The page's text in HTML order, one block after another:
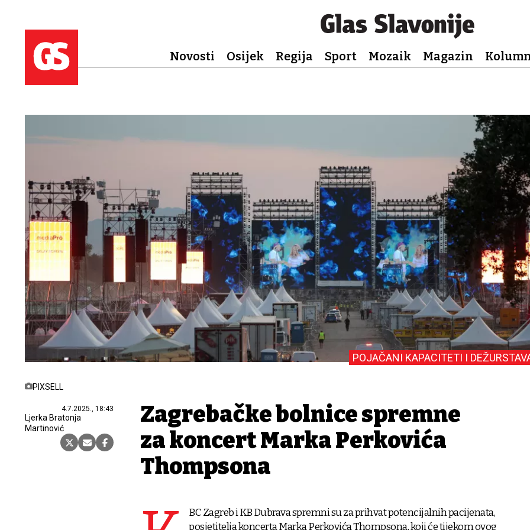
Novosti Osijek Regija Sport Mozaik Magazin
PIXSELL
4.7.2025., 18:43
Ljerka Bratonja
Martinović
POJAČANI KAPACITETI I
Zagrebačke bolnice spremne
za koncert Marka Perkovića
Thompsona
BC Zagreb i KB Dubrava spremni su za prihvat potencijalnih pacijenata,
posjetitelja koncerta Marka Perkovića Thompsona, koji će tijekom ovog